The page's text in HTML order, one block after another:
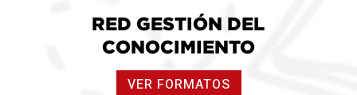
RED GESTIÓN DEL
CONOCIMIENTO
VER FORMATOS